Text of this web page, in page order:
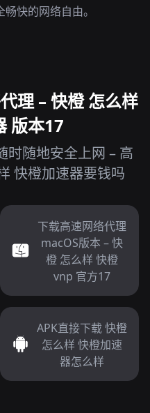
快的网络自由。
理 – 快橙 怎么样
版本17
时随地安全上网 – 高
快橙加速器要钱吗
下载高速网络代理
macOS版本 – 快
橙 怎么样 快橙
vnp 官方17
APK直接下载 快橙
怎么样 快橙加速
器怎么样